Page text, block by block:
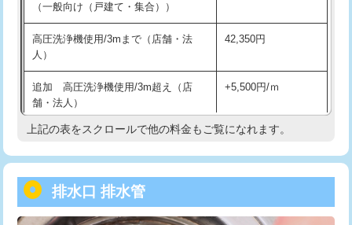
※給水管工事は20mmまでの価格です。
給水管工事※（保温材使用（バンド止
め込み）)
5,500円
給水管工事※（土の掘削・埋め戻し作
業)
11,000円
給水管工事※（塩ビ管（VP・HI）使
用/3ｍまで)
用（追加）/3ｍ超え)
給水管工事※（ライニング鋼管・銅
44,000円
（一般向け（戸建て・集合））
高圧洗浄機使用/3mまで（店舗・法
人）
42,350円
追加 高圧洗浄機使用/3m超え（店
舗・法人）
+5,500円/ｍ
高度高圧洗浄換 現地調査
トーラー機使用/3mまで
上記の表をスクロールで他の料金もご覧になれます。
排水口 排水管